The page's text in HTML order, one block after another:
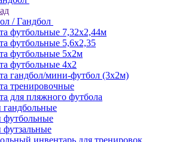
/ Гандбол
футбольные 7,32х2,44м
футбольные 5,6х2,35
футбольные 5х2м
футбольные 4х2
гандбол/мини-футбол (3х2м)
тренировочные
для пляжного футбола
инвентарь для тренировок